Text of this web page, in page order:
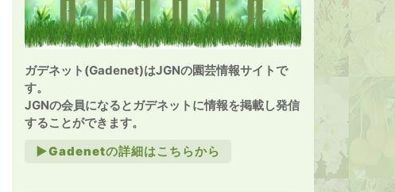
ガデネット(Gadenet)はJGNの園芸情報サイトで
す。
JGNの会員になるとガデネットに情報を掲載し発信
することができます。
►Gadenetの詳細はこちらから